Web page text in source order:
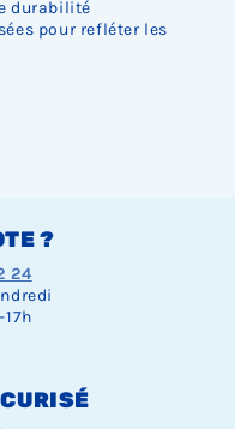
durabilité
pour refléter les
?
24